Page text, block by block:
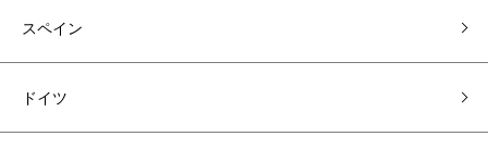
スペイン
ドイツ